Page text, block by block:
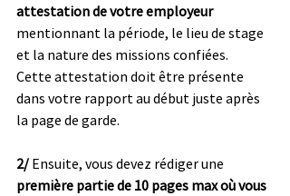
attestation de votre employeur
mentionnant la période, le lieu de stage
et la nature des missions confiées.
Cette attestation doit être présente
dans votre rapport au début juste après
la page de garde.
2/ Ensuite, vous devez rédiger une
première partie de 10 pages max où vous